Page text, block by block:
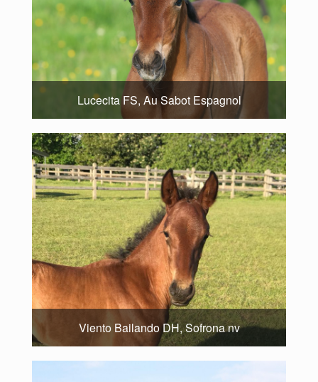
Lucecita FS, Au Sabot Espagnol
Viento Bailando DH, Sofrona nv